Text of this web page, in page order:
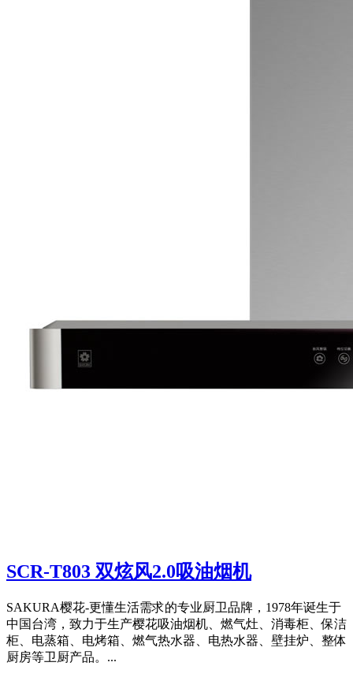
SCR-T803 双炫风2.0吸油烟机
SAKURA樱花-更懂生活需求的专业厨卫品牌，1978年诞生于
中国台湾，致力于生产樱花吸油烟机、燃气灶、消毒柜、保洁
柜、电蒸箱、电烤箱、燃气热水器、电热水器、壁挂炉、整体
厨房等卫厨产品。...